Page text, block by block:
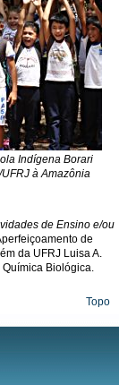
Indígena Borari
à Amazônia
de Ensino e/ou
de
da UFRJ Luisa A.
Biológica.
Topo